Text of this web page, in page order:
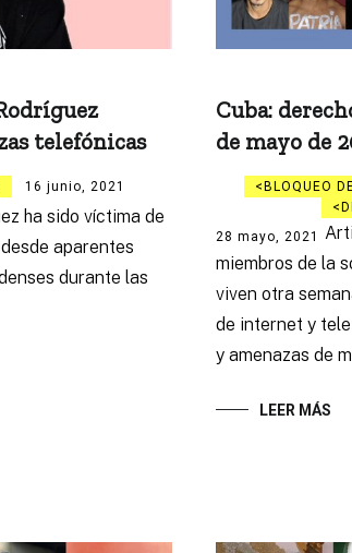
telefónicas
16 junio, 2021
ha sido víctima de
aparentes
durante las
Cuba:
de mayo de
BLOQUEO
28 mayo, 2021
miembros de la
viven otra
de internet y
y amenazas de
LEER MÁS